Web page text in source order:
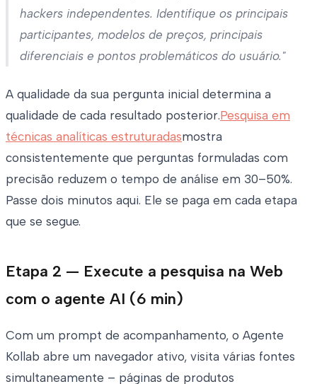
hackers independentes. Identifique os principais
participantes, modelos de preços, principais
diferenciais e pontos problemáticos do usuário."
A qualidade da sua pergunta inicial determina a
qualidade de cada resultado posterior.Pesquisa em
técnicas analíticas estruturadasmostra
consistentemente que perguntas formuladas com
precisão reduzem o tempo de análise em 30–50%.
Passe dois minutos aqui. Ele se paga em cada etapa
que se segue.
Etapa 2 — Execute a pesquisa na Web
com o agente AI (6 min)
Com um prompt de acompanhamento, o Agente
Kollab abre um navegador ativo, visita várias fontes
simultaneamente – páginas de produtos